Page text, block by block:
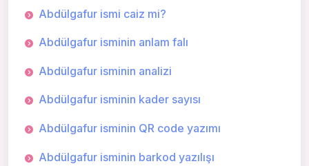
Abdülgafur ismi caiz mi?
Abdülgafur isminin anlam falı
Abdülgafur isminin analizi
Abdülgafur isminin kader sayısı
Abdülgafur isminin QR code yazımı
Abdülgafur isminin barkod yazılışı